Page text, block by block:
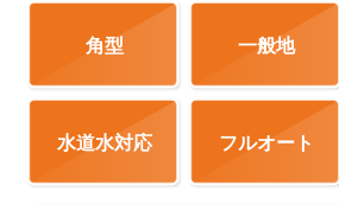
角型 一般地
水道水対応 フルオート